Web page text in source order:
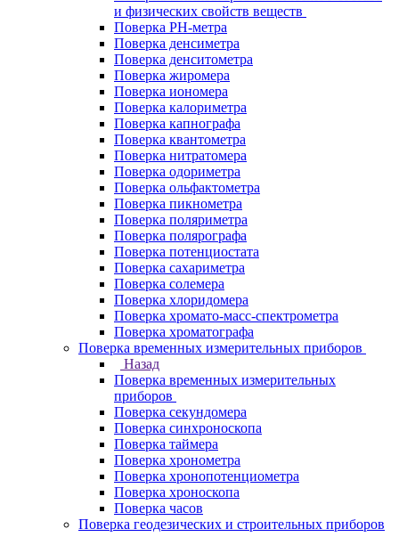
и физических свойств веществ
Поверка PH-метра
Поверка денсиметра
Поверка денситометра
Поверка жиромера
Поверка иономера
Поверка калориметра
Поверка капнографа
Поверка квантометра
Поверка нитратомера
Поверка одориметра
Поверка ольфактометра
Поверка пикнометра
Поверка поляриметра
Поверка полярографа
Поверка потенциостата
Поверка сахариметра
Поверка солемера
Поверка хлоридомера
Поверка хромато-масс-спектрометра
Поверка хроматографа
Поверка временных измерительных приборов
Назад
Поверка временных измерительных
приборов
Поверка секундомера
Поверка синхроноскопа
Поверка таймера
Поверка хронометра
Поверка хронопотенциометра
Поверка хроноскопа
Поверка часов
Поверка геодезических и строительных приборов